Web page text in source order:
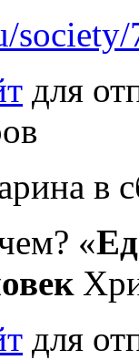
для
в
«
для